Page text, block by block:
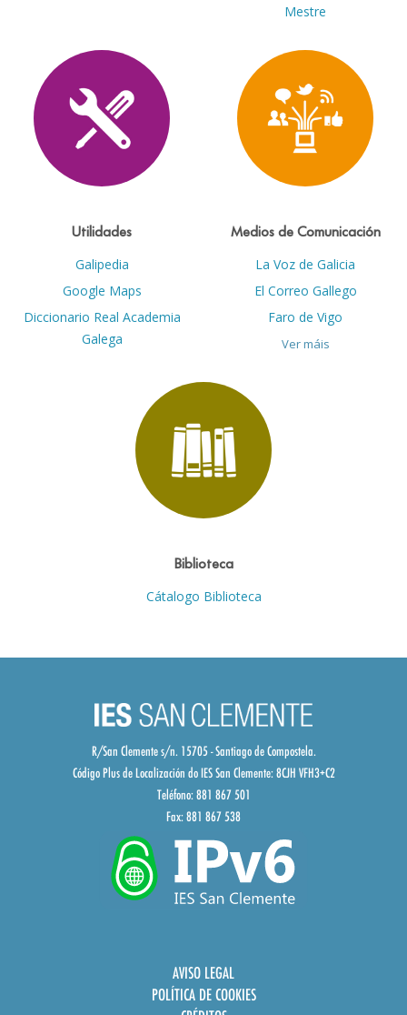
Mestre
Utilidades
Galipedia
Google Maps
Diccionario Real Academia
Galega
Medios de Comunicación
La Voz de Galicia
El Correo Gallego
Faro de Vigo
Ver máis
Biblioteca
Cátalogo Biblioteca
R/San Clemente s/n. 15705 - Santiago de Compostela.
Código Plus de Localización do IES San Clemente:8CJH VFH3+C2
Teléfono: 881 867 501
Fax: 881 867 538
AVISO LEGAL
POLÍTICA DE COOKIES